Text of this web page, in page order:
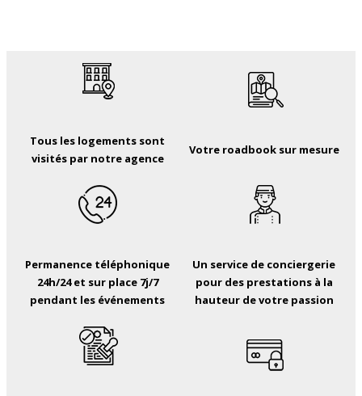
Tous les logements sont
visités par notre agence
Votre roadbook sur mesure
Permanence téléphonique
24h/24 et sur place 7j/7
pendant les événements
Un service de conciergerie
pour des prestations à la
hauteur de votre passion